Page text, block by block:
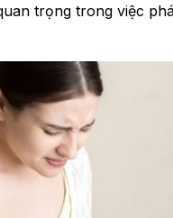
trọng trong việc